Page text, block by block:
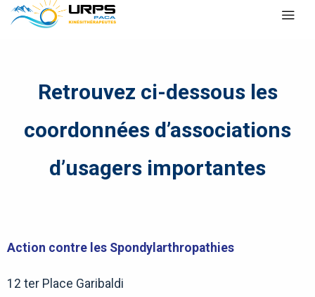
Retrouvez ci-dessous les
coordonnées d’associations
d’usagers importantes
Action contre les Spondylarthropathies
12 ter Place Garibaldi